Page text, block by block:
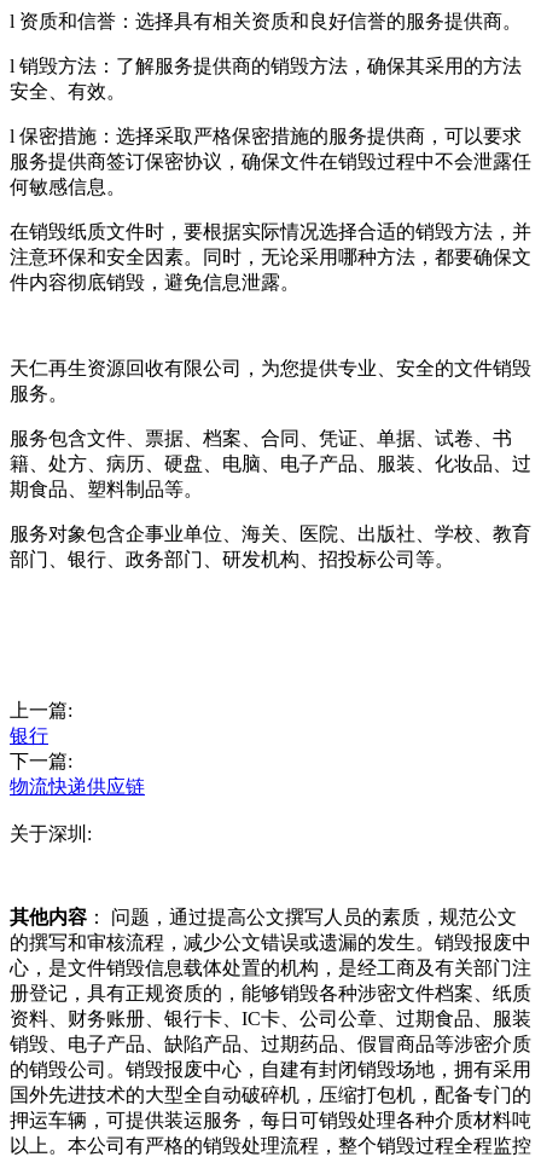
l 资质和信誉：选择具有相关资质和良好信誉的服务提供商。
l 销毁方法：了解服务提供商的销毁方法，确保其采用的方法
安全、有效。
l 保密措施：选择采取严格保密措施的服务提供商，可以要求
服务提供商签订保密协议，确保文件在销毁过程中不会泄露任
何敏感信息。
在销毁纸质文件时，要根据实际情况选择合适的销毁方法，并
注意环保和安全因素。同时，无论采用哪种方法，都要确保文
件内容彻底销毁，避免信息泄露。
天仁再生资源回收有限公司，为您提供专业、安全的文件销毁
服务。
服务包含文件、票据、档案、合同、凭证、单据、试卷、书
籍、处方、病历、硬盘、电脑、电子产品、服装、化妆品、过
期食品、塑料制品等。
服务对象包含企事业单位、海关、医院、出版社、学校、教育
部门、银行、政务部门、研发机构、招投标公司等。
上一篇:
银行
下一篇:
物流快递供应链
关于深圳:
其他内容 ： 问题，通过提高公文撰写人员的素质，规范公文
的撰写和审核流程，减少公文错误或遗漏的发生。销毁报废中
心，是文件销毁信息载体处置的机构，是经工商及有关部门注
册登记，具有正规资质的，能够销毁各种涉密文件档案、纸质
资料、财务账册、银行卡、IC卡、公司公章、过期食品、服装
销毁、电子产品、缺陷产品、过期药品、假冒商品等涉密介质
的销毁公司。销毁报废中心，自建有封闭销毁场地，拥有采用
国外先进技术的大型全自动破碎机，压缩打包机，配备专门的
押运车辆，可提供装运服务，每日可销毁处理各种介质材料吨
以上。本公司有严格的销毁处理流程，整个销毁过程全程监控